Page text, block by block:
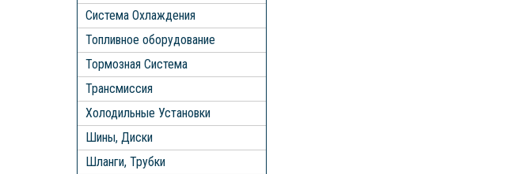
Система Охлаждения
Топливное оборудование
Тормозная Система
Трансмиссия
Холодильные Установки
Шины, Диски
Шланги, Трубки